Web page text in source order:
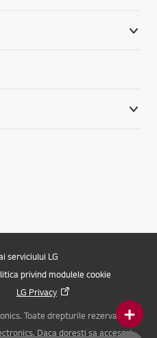
serviciului LG
privind modulele cookie
LG Privacy
Toate drepturile rezervate.
Daca doresti sa accesezi